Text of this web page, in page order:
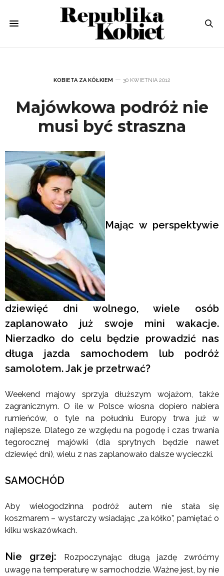
KOBIETA ZA KÓŁKIEM 30 KWIETNIA 2012
Majówkowa podróż nie
musi być straszna
Mając w perspektywie
dziewięć dni wolnego, wiele osób
zaplanowało już swoje mini wakacje.
Nierzadko do celu będzie prowadzić nas
długa jazda samochodem lub podróż
samolotem. Jak je przetrwać?
Weekend majowy sprzyja dłuższym wojażom, także
zagranicznym. O ile w Polsce wiosna dopiero nabiera
rumieńców, o tyle na południu Europy trwa już w
najlepsze. Dlatego ze względu na pogodę i czas trwania
tegorocznej majówki (dla sprytnych będzie nawet
dziewięć dni), wielu z nas zaplanowało dalsze wycieczki.
SAMOCHÓD
Aby wielogodzinna podróż autem nie stała się
koszmarem – wystarczy wsiadając „za kółko”, pamiętać o
kilku wskazówkach.
Nie grzej:
Rozpoczynając długą jazdę zwróćmy
uwagę na temperaturę w samochodzie. Ważne jest, by nie